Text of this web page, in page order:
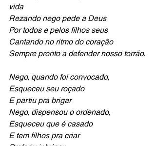
vida
Rezando nego pede a Deus
Por todos e pelos filhos seus
Cantando no ritmo do coração
Sempre pronto a defender nosso torrão.
Nego, quando foi convocado,
Esqueceu seu roçado
E partiu pra brigar
Nego, dispensou o ordenado,
Esqueceu que é casado
E tem filhos pra criar